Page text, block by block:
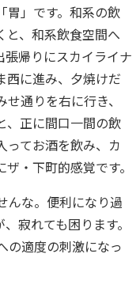
胃」です。和系の飲
と、和系飲食空間へ
張帰りにスカイライナ
西に進み、夕焼けだ
通りを右に行き、
、正に間口一間の飲
ってお酒を飲み、カ
・下町的感覚です。
んな。便利になり過
寂れても困ります。
の適度の刺激になっ